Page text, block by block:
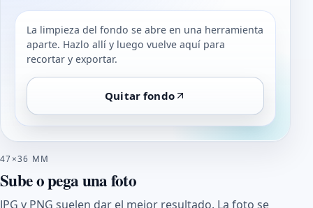
La limpieza del fondo se abre en una herramienta
aparte. Hazlo allí y luego vuelve aquí para
recortar y exportar.
Quitar fondo
47×36 MM
Sube o pega una foto
JPG y PNG suelen dar el mejor resultado. La foto se